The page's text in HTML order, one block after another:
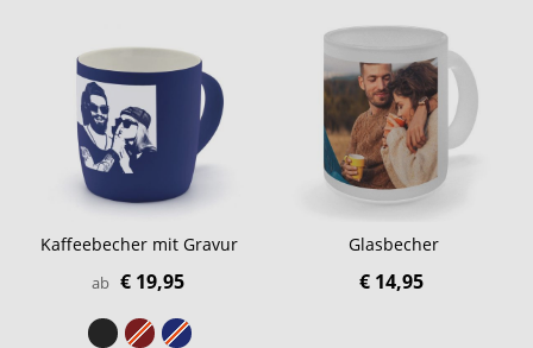
Kaffeebecher mit Gravur
ab € 19,95
Glasbecher
€ 14,95